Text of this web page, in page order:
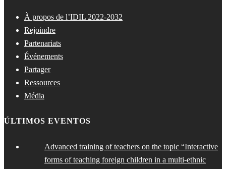
À propos de l’IDIL 2022-2032
Rejoindre
Partenariats
Événements
Partager
Ressources
Média
ÚLTIMOS EVENTOS
Advanced training of teachers on the topic “Interactive
forms of teaching foreign children in a multi-ethnic